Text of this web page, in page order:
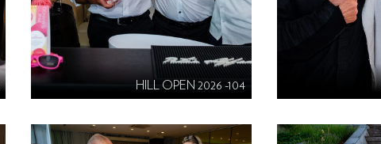
HILL OPEN 2026 -104